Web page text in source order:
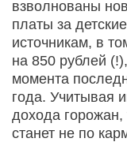
взволнованы
платы за
источникам, в
на 850 рублей
момента
года. Учитывая
дохода горожан,
станет не по